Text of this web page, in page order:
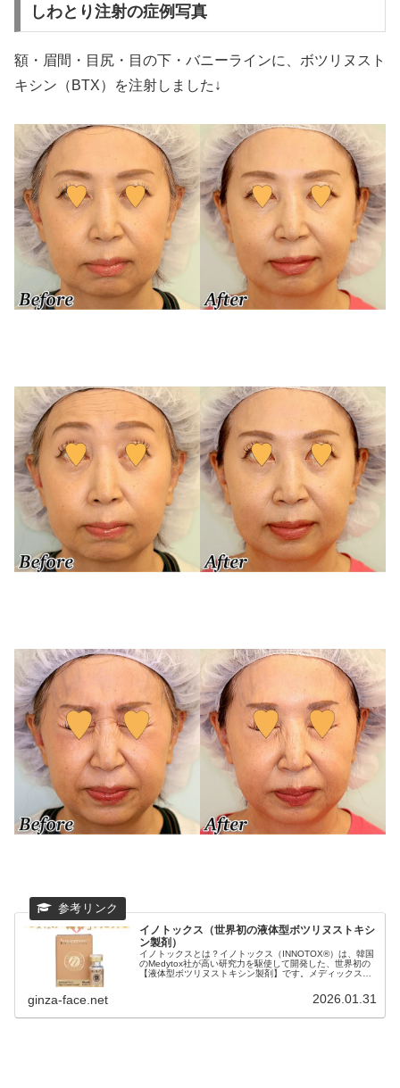
しわとり注射の症例写真
額・眉間・目尻・目の下・バニーラインに、ボツリヌスト
キシン（BTX）を注射しました↓
イノトックス（世界初の液体型ボツリヌストキシ
ン製剤）
イノトックスとは？イノトックス（INNOTOX®︎）は、韓国
のMedytox社が高い研究力を駆使して開発した、世界初の
【液体型ボツリヌストキシン製剤】です。メディックス
ginza-face.net 2026.01.31